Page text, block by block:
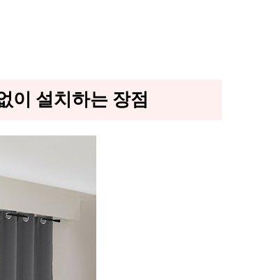
이 설치하는 장점